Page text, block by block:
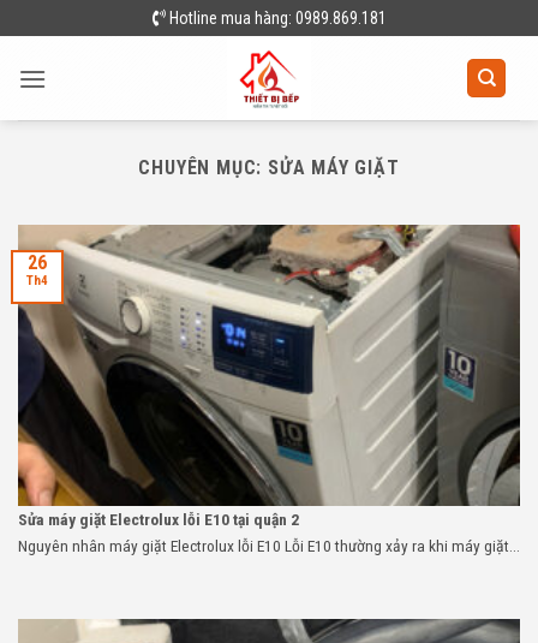
to
content
Hotline mua hàng: 0989.869.181
CHUYÊN MỤC: SỬA MÁY GIẶT
Sửa máy giặt Electrolux lỗi E10 tại quận 2
Nguyên nhân máy giặt Electrolux lỗi E10 Lỗi E10 thường xảy ra khi máy giặt...
26
Th4